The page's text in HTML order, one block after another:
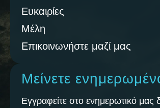
Ευκαιρίες
Μέλη
Επικοινωνήστε μαζί μας
Μείνετε
Εγγραφείτε στο ενημερωτικό μας